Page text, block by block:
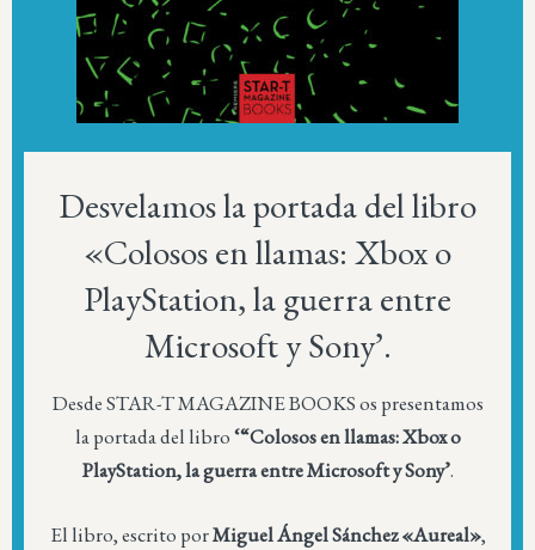
Desvelamos la portada del libro
«Colosos en llamas: Xbox o
PlayStation, la guerra entre
Microsoft y Sony’.
Desde STAR-T MAGAZINE BOOKS os presentamos
la portada del libro‘“Colosos en llamas: Xbox o
PlayStation, la guerra entre Microsoft y Sony’.
El libro, escrito porMiguel Ángel Sánchez «Aureal»,